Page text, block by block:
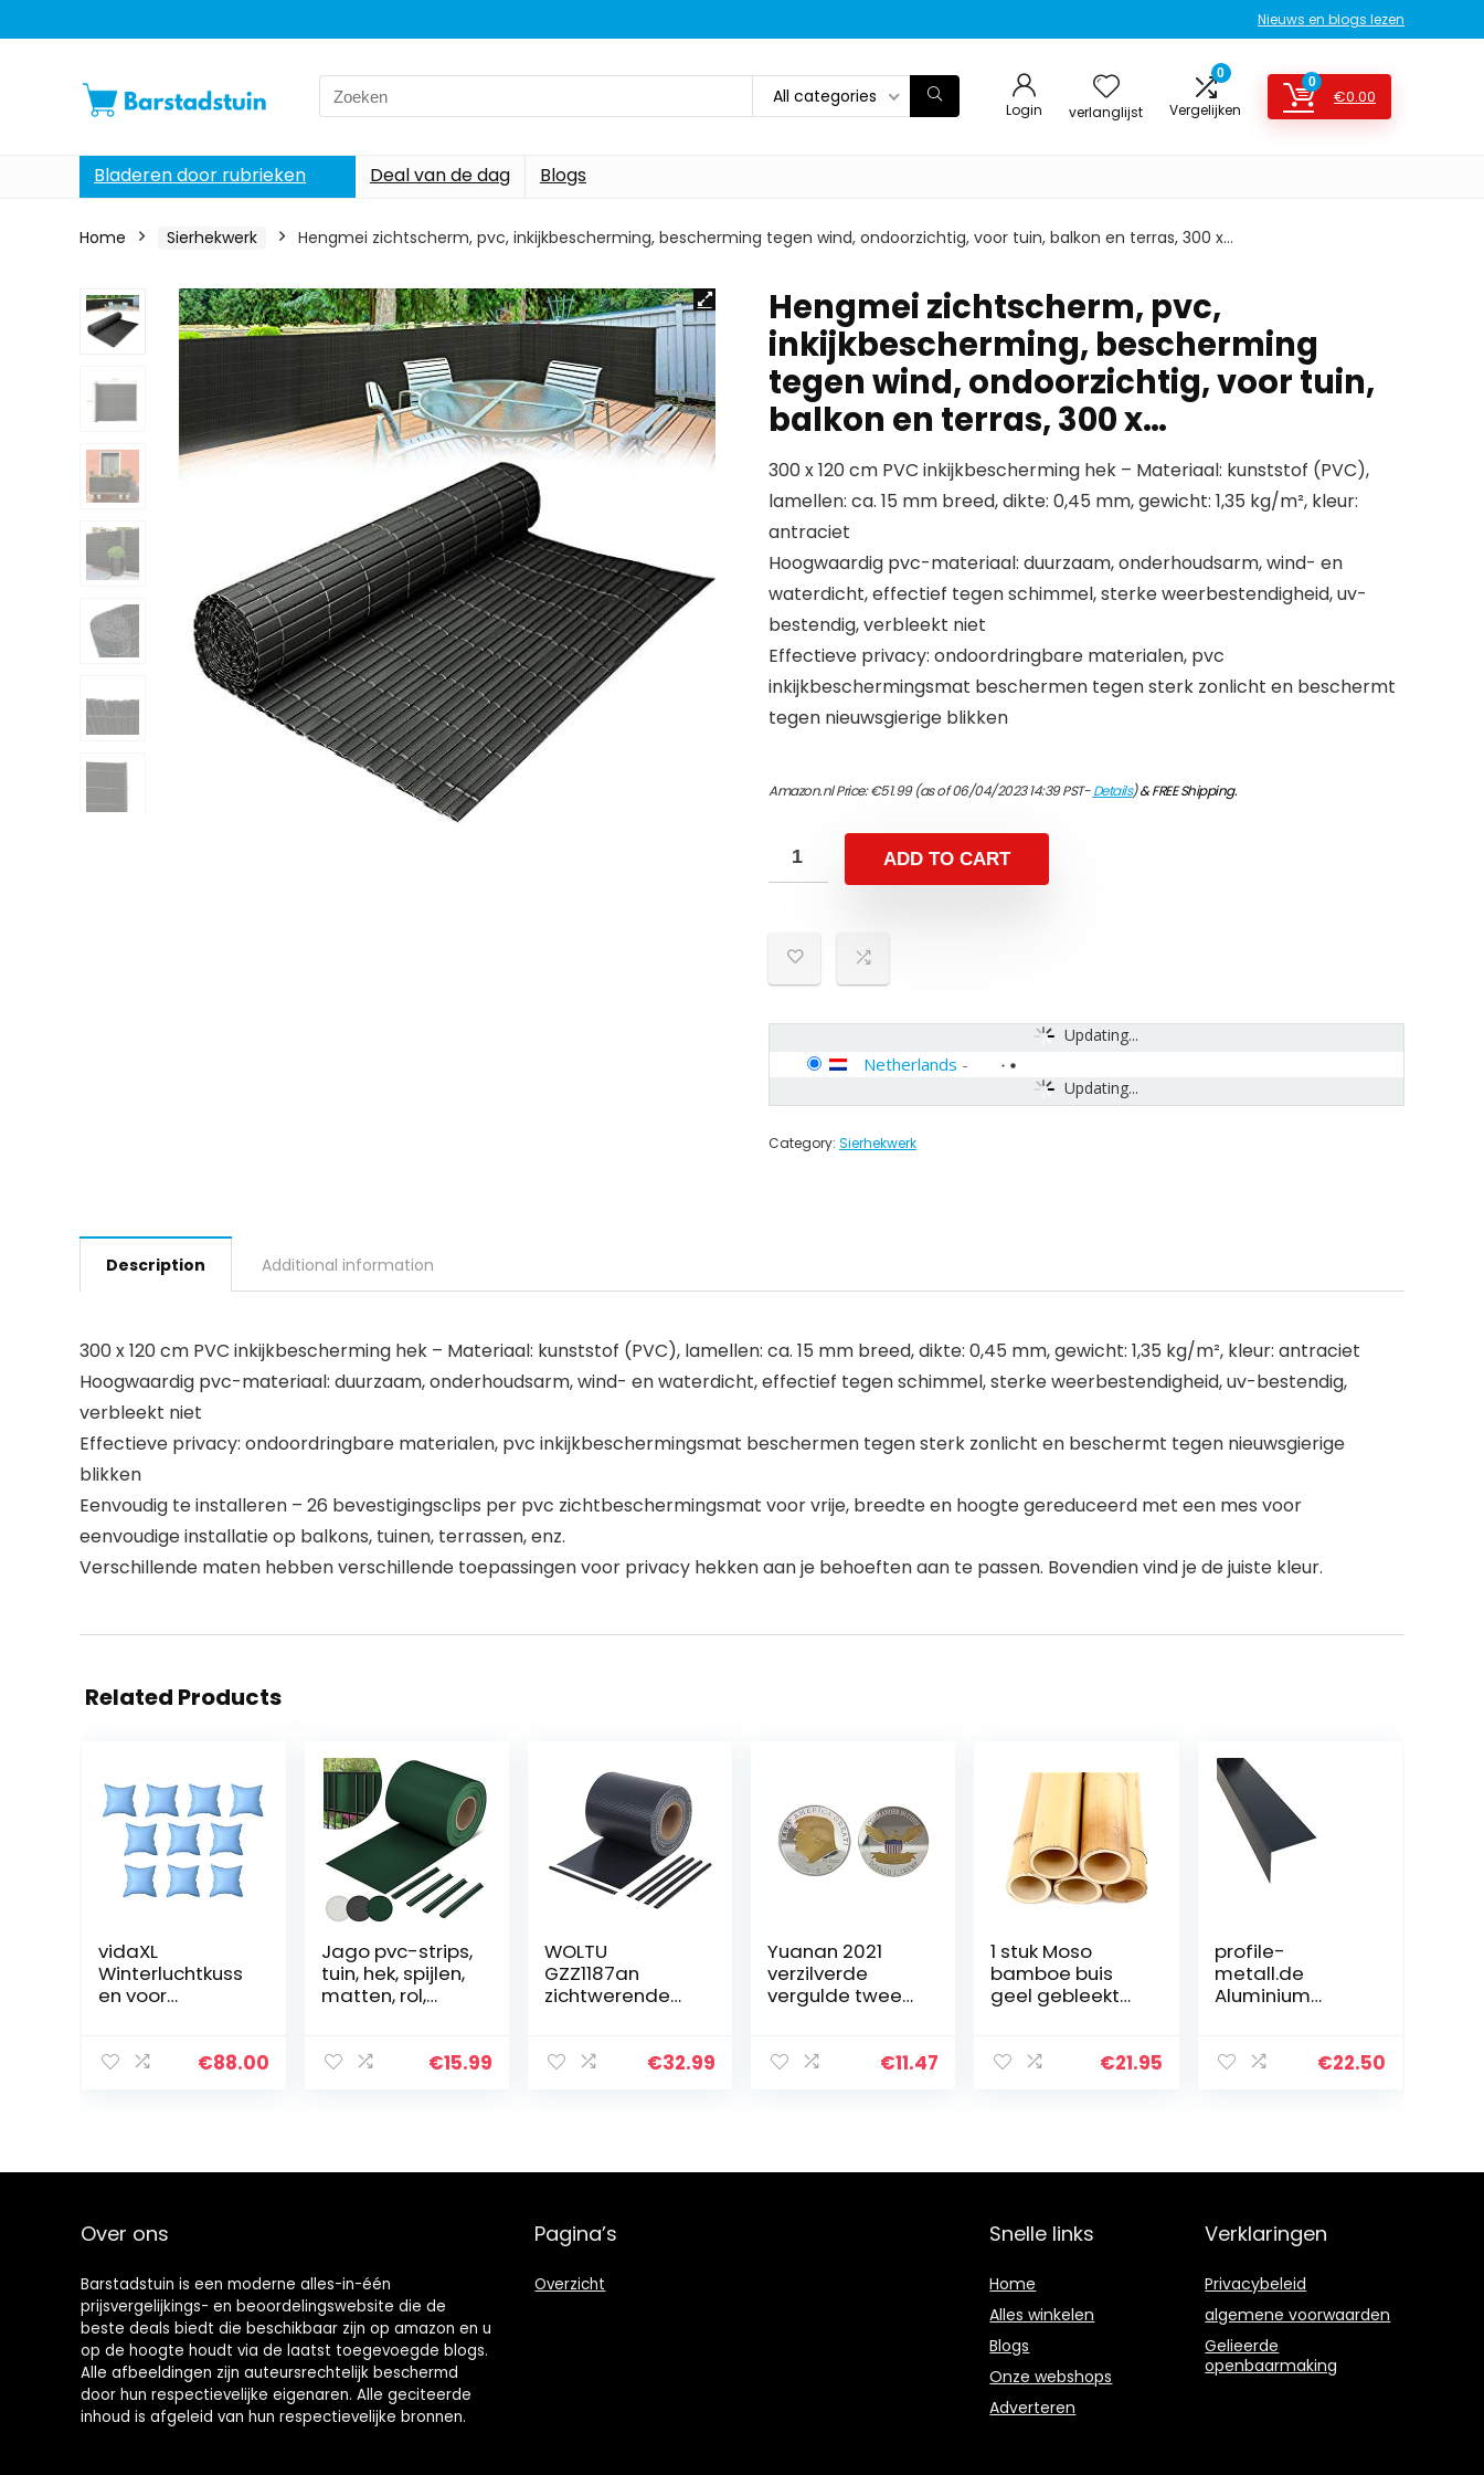
Nieuws en blogs lezen
Search
for:
All categories
Login verlanglijst
0
Vergelijken
0
€0.00
Bladeren door rubrieken Deal van de dag Blogs
Home Sierhekwerk Hengmei zichtscherm, pvc, inkijkbescherming, bescherming tegen wind, ondoorzichtig, voor tuin, balkon en terras, 300 x…
Hengmei zichtscherm, pvc,
inkijkbescherming, bescherming
tegen wind, ondoorzichtig, voor tuin,
balkon en terras, 300 x…
300 x 120 cm PVC inkijkbescherming hek – Materiaal: kunststof (PVC),
lamellen: ca. 15 mm breed, dikte: 0,45 mm, gewicht: 1,35 kg/m², kleur:
antraciet
Hoogwaardig pvc-materiaal: duurzaam, onderhoudsarm, wind- en
waterdicht, effectief tegen schimmel, sterke weerbestendigheid, uv-
bestendig, verbleekt niet
Effectieve privacy: ondoordringbare materialen, pvc
inkijkbeschermingsmat beschermen tegen sterk zonlicht en beschermt
tegen nieuwsgierige blikken
Amazon.nl Price:€51.99(as of 06/04/2023 14:39 PST-Details)&FREE Shipping.
ADD TO CART
Updating...
Updating...
Netherlands -
Category: Sierhekwerk
Description Additional information
300 x 120 cm PVC inkijkbescherming hek – Materiaal: kunststof (PVC), lamellen: ca. 15 mm breed, dikte: 0,45 mm, gewicht: 1,35 kg/m², kleur: antraciet
Hoogwaardig pvc-materiaal: duurzaam, onderhoudsarm, wind- en waterdicht, effectief tegen schimmel, sterke weerbestendigheid, uv-bestendig,
verbleekt niet
Effectieve privacy: ondoordringbare materialen, pvc inkijkbeschermingsmat beschermen tegen sterk zonlicht en beschermt tegen nieuwsgierige
blikken
Eenvoudig te installeren – 26 bevestigingsclips per pvc zichtbeschermingsmat voor vrije, breedte en hoogte gereduceerd met een mes voor
eenvoudige installatie op balkons, tuinen, terrassen, enz.
Verschillende maten hebben verschillende toepassingen voor privacy hekken aan je behoeften aan te passen. Bovendien vind je de juiste kleur.
Related Products
vidaXL
Winterluchtkuss
en voor
opblaasbaar
€88.00
Jago pvc-strips,
tuin, hek, spijlen,
matten, rol,
beschermend,
€15.99
WOLTU
GZZ1187an
zichtwerende
dubbelstaafma
€32.99
Yuanan 2021
verzilverde
vergulde twee
t goud en zilver
€11.47
1 stuk Moso
bamboe buis
geel gebleekt
diameter –
€21.95
profile-
metall.de
Aluminium
hoekplaat,
€22.50
Over ons
Barstadstuin is een moderne alles-in-één
prijsvergelijkings- en beoordelingswebsite die de
beste deals biedt die beschikbaar zijn op amazon en u
op de hoogte houdt via de laatst toegevoegde blogs.
Alle afbeeldingen zijn auteursrechtelijk beschermd
door hun respectievelijke eigenaren. Alle geciteerde
inhoud is afgeleid van hun respectievelijke bronnen.
Pagina’s
Overzicht
Snelle links
Home
Alles winkelen
Blogs
Onze webshops
Adverteren
Verklaringen
Privacybeleid
algemene voorwaarden
Gelieerde
openbaarmaking